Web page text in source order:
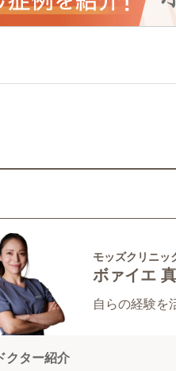
モッズクリニッ
ボァイエ
自らの経験を
クター紹介